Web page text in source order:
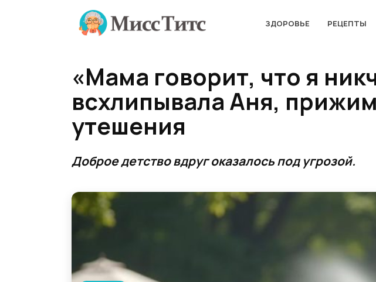
ЗДОРОВЬЕ РЕЦЕПТЫ
«Мама говорит, что я
всхлипывала Аня,
утешения
Доброе детство вдруг оказалось под угрозой.